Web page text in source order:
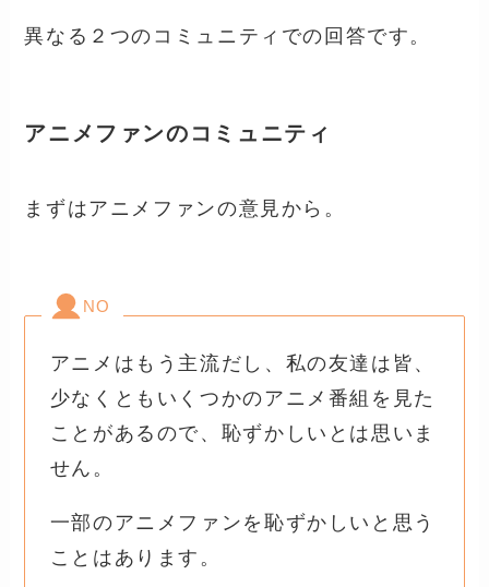
異なる２つのコミュニティでの回答です。
アニメファンのコミュニティ
まずはアニメファンの意見から。
NO
アニメはもう主流だし、私の友達は皆、
少なくともいくつかのアニメ番組を見た
ことがあるので、恥ずかしいとは思いま
せん。
一部のアニメファンを恥ずかしいと思う
ことはあります。